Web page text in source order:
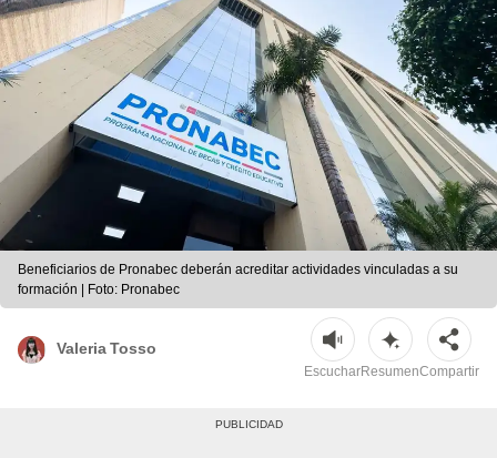
Beneficiarios de Pronabec deberán acreditar actividades vinculadas a su
formación | Foto: Pronabec
Valeria Tosso
EscucharResumenCompartir